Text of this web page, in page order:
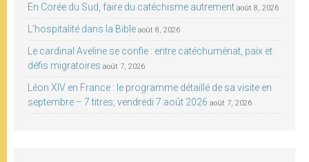
En Corée du Sud, faire du catéchisme autrement août 8, 2026
L’hospitalité dans la Bible août 8, 2026
Le cardinal Aveline se confie : entre catéchuménat, paix et
défis migratoires août 7, 2026
Léon XIV en France : le programme détaillé de sa visite en
septembre – 7 titres, vendredi 7 août 2026 août 7, 2026